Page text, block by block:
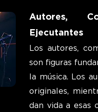
Autores,
Ejecutantes
Los autores,
son figuras
la música. Los
originales,
dan vida a esas